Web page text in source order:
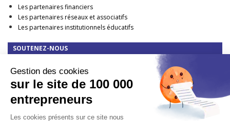
Les partenaires financiers
Les partenaires réseaux et associatifs
Les partenaires institutionnels éducatifs
SOUTENEZ-NOUS
DEVENIR PARTENAIRE FINANCIER
TAXE D'APPRENTISSAGE : elle change en 2023 !
CONTACT
Gestion des cookies
sur le site de 100 000
entrepreneurs
Les cookies présents sur ce site nous